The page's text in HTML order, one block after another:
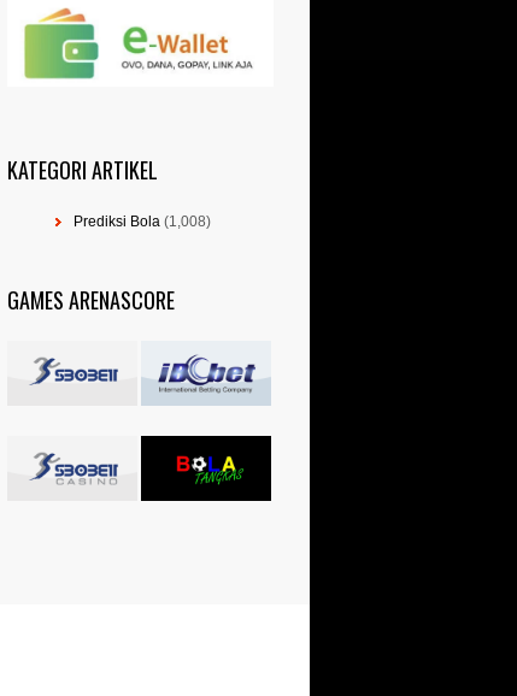
KATEGORI ARTIKEL
Prediksi Bola (1,008)
GAMES ARENASCORE